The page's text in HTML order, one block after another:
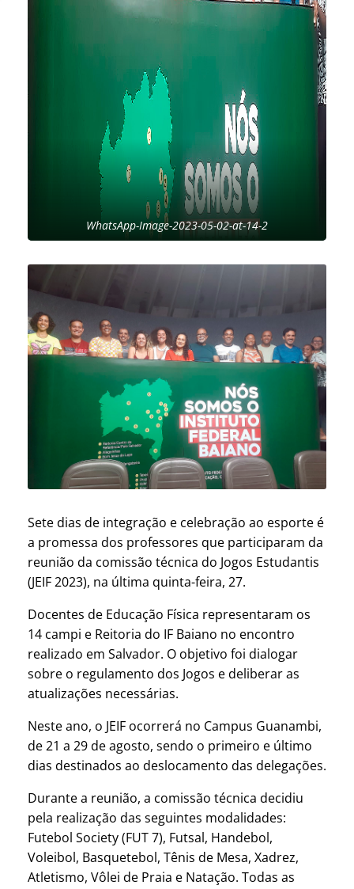
WhatsApp-Image-2023-05-02-at-14-2
Sete dias de integração e celebração ao esporte é
a promessa dos professores que participaram da
reunião da comissão técnica do Jogos Estudantis
(JEIF 2023), na última quinta-feira, 27.
Docentes de Educação Física representaram os
14 campi e Reitoria do IF Baiano no encontro
realizado em Salvador. O objetivo foi dialogar
sobre o regulamento dos Jogos e deliberar as
atualizações necessárias.
Neste ano, o JEIF ocorrerá no Campus Guanambi,
de 21 a 29 de agosto, sendo o primeiro e último
dias destinados ao deslocamento das delegações.
Durante a reunião, a comissão técnica decidiu
pela realização das seguintes modalidades:
Futebol Society (FUT 7), Futsal, Handebol,
Voleibol, Basquetebol, Tênis de Mesa, Xadrez,
Atletismo, Vôlei de Praia e Natação. Todas as